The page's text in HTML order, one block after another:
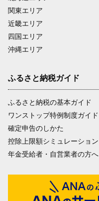
関東エリア
近畿エリア
四国エリア
沖縄エリア
ふるさと納税ガイド
ふるさと納税の基本ガイド
ワンストップ特例制度ガイド
確定申告のしかた
控除上限額シミュレーション
年金受給者・自営業者の方へ